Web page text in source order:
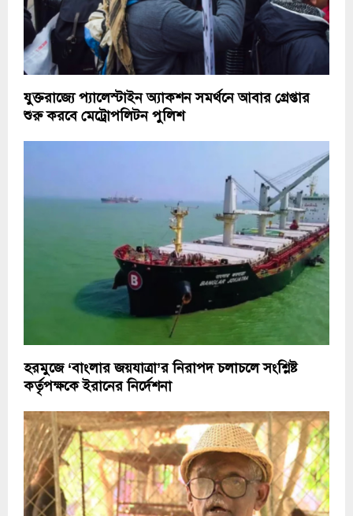
যুক্তরাজ্যে প্যালেস্টাইন অ্যাকশন সমর্থনে আবার গ্রেপ্তার
শুরু করবে মেট্রোপলিটন পুলিশ
হরমুজে ‘বাংলার জয়যাত্রা’র নিরাপদ চলাচলে সংশ্লিষ্ট
কর্তৃপক্ষকে ইরানের নির্দেশনা